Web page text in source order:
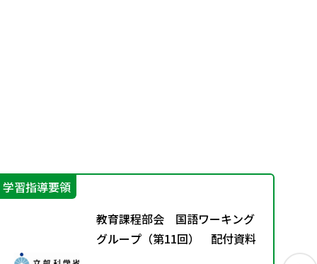
学習指導要領
教育課程部会 国語ワーキング
グループ（第11回） 配付資料